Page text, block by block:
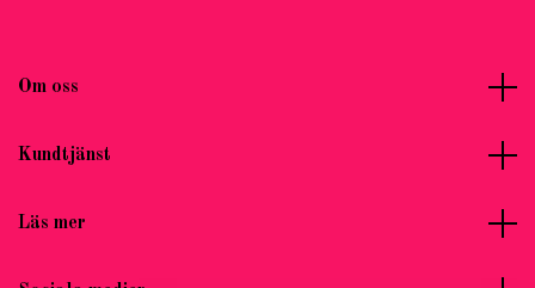
Om oss
Kundtjänst
Läs mer